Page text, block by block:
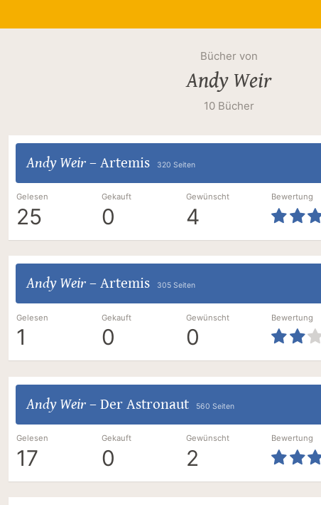
Bücher von
Andy Weir
10 Bücher
Andy Weir– Artemis 320 Seiten
Gelesen
25
Gekauft
0
Gewünscht
4
Bewertung
Andy Weir– Artemis 305 Seiten
Gelesen
1
Gekauft
0
Gewünscht
0
Bewertung
Andy Weir– Der Astronaut 560 Seiten
Gelesen
17
Gekauft
0
Gewünscht
2
Bewertung